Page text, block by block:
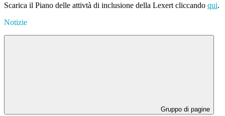
Scarica il Piano delle attivtà di inclusione della Lexert cliccando qui.
Notizie
Gruppo di pagine